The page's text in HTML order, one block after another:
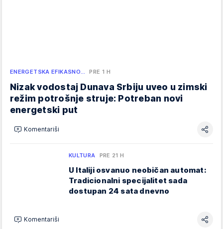
ENERGETSKA EFIKASNO… PRE 1 H
Nizak vodostaj Dunava Srbiju uveo u zimski
režim potrošnje struje: Potreban novi
energetski put
Komentariši
KULTURA PRE 21 H
U Italiji osvanuo neobičan automat:
Tradicionalni specijalitet sada
dostupan 24 sata dnevno
Komentariši